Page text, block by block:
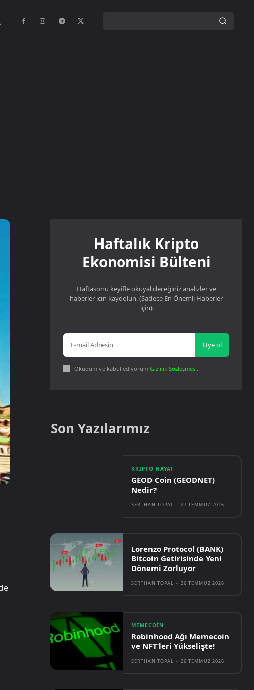
Haftalık Kripto
Ekonomisi Bülteni
Haftasonu keyifle okuyabileceğiniz analizler ve
haberler için kaydolun. (Sadece En Önemli Haberler
için)
Üye ol
Okudum ve kabul ediyorumGizlilik Sözleşmesi.
Son Yazılarımız
KRIPTO HAYAT
GEOD Coin (GEODNET)
Nedir?
SERTHAN TOPAL - 27 TEMMUZ 2026
Lorenzo Protocol (BANK)
Bitcoin Getirisinde Yeni
Dönemi Zorluyor
SERTHAN TOPAL - 26 TEMMUZ 2026
MEMECOIN
Robinhood Ağı Memecoin
ve NFT’leri Yükselişte!
SERTHAN TOPAL - 26 TEMMUZ 2026